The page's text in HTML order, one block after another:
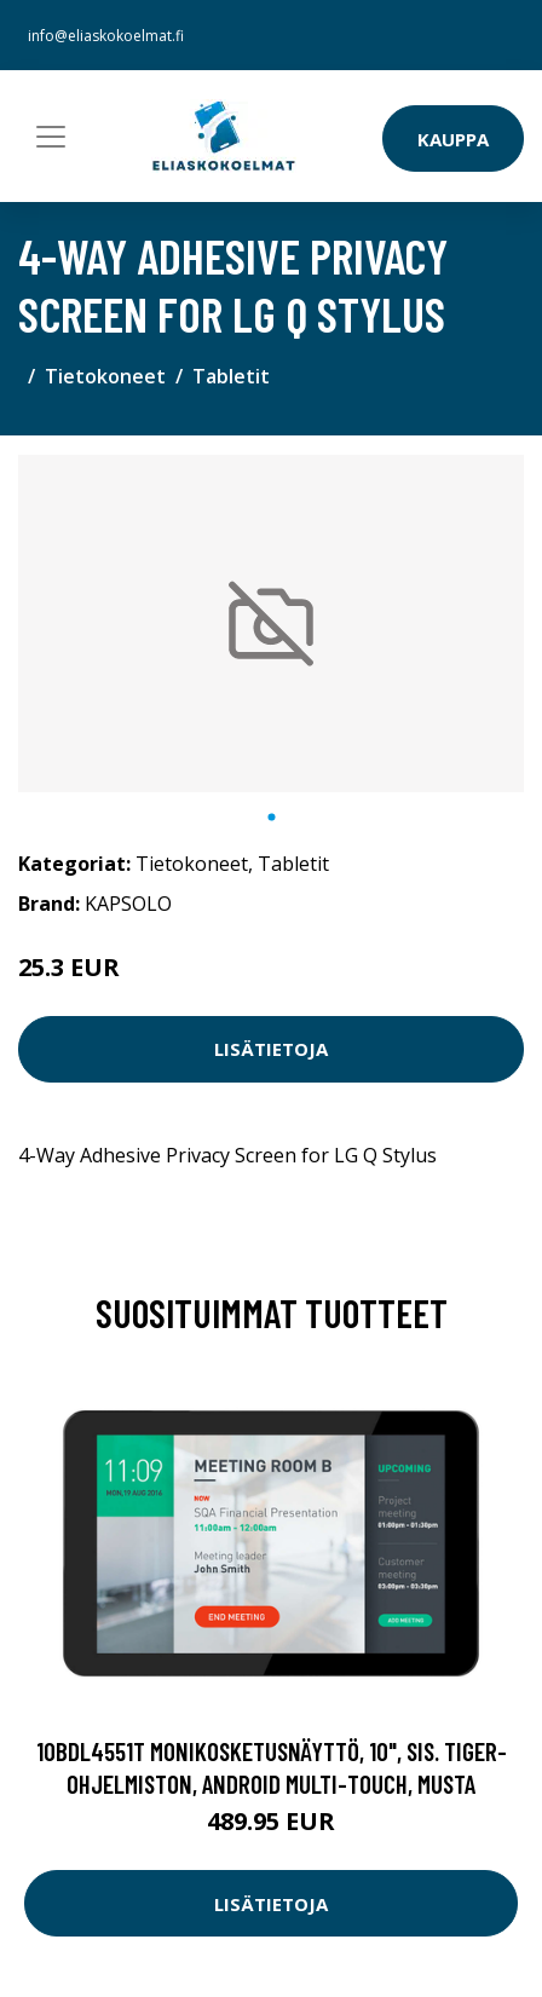
info@eliaskokoelmat.fi
KAUPPA
4-WAY ADHESIVE PRIVACY
SCREEN FOR LG Q STYLUS
Tietokoneet Tabletit
Kategoriat: Tietokoneet, Tabletit
Brand: KAPSOLO
25.3 EUR
LISÄTIETOJA
4-Way Adhesive Privacy Screen for LG Q Stylus
SUOSITUIMMAT TUOTTEET
10BDL4551T MONIKOSKETUSNÄYTTÖ, 10", SIS. TIGER-
OHJELMISTON, ANDROID MULTI-TOUCH, MUSTA
489.95 EUR
LISÄTIETOJA